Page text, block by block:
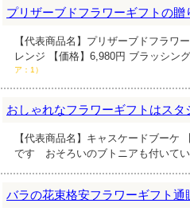
プリザーブドフラワーギフトの
【代表商品名】プリザーブドフラワ
レンジ 【価格】6,980円 ブラッシン
ア：1）
おしゃれなフラワーギフトはス
【代表商品名】キャスケードブーケ
です おそろいのブトニアも付いて
バラの花束格安フラワーギフト通